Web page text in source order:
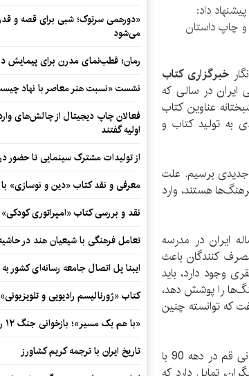
داد:
و چاپ داستان
خبرگزاری کتاب
ایران در سالی که
عناوین کتاب
به تولید کتاب و
رکود‌های جدیدی برسیم. علت
هستند، وارد
ایران در مدرسه
کنندگان باعث
وجود دارد، باید
را پوشش دهد،
که توانسته چنین
علیرضا محمودی در مورد ادبیات داستانی قم هم افزود: ادبیات داستانی قم در دهه 90 با
«دورهمی سرتوک؛ شبی برای قصه و
می‌شود
رمان؛ قطب‌نمای مدرن برای پیمایش
نشست «نسبت هنر معاصر با نهاد
فعالان چاپ دیجیتال از چالش‌های
اولیه گفتند
از تولیدات مشترک سینمایی تا حضور
معرفی و نقد کتاب «دین و نوسازی»
نقد و بررسی کتاب «امپراتوری کودکی»
تعامل فرهنگی با شیعیان هند در
ایبنا پل اتصال جامعه رسانه‌ای کشور
کتاب «ژورنالیسم رادیویی و تلویزیونی»
«با هم یک مسیر»؛ بازخوانی جنگ ۱۲ روزه در قاب یک رمان کوتاه
تاریخ ایران با ترجمه کریم کشاورز